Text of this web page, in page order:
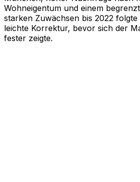
Wohneigentum und einem
starken Zuwächsen bis 2022
leichte Korrektur, bevor sich der
fester zeigte.